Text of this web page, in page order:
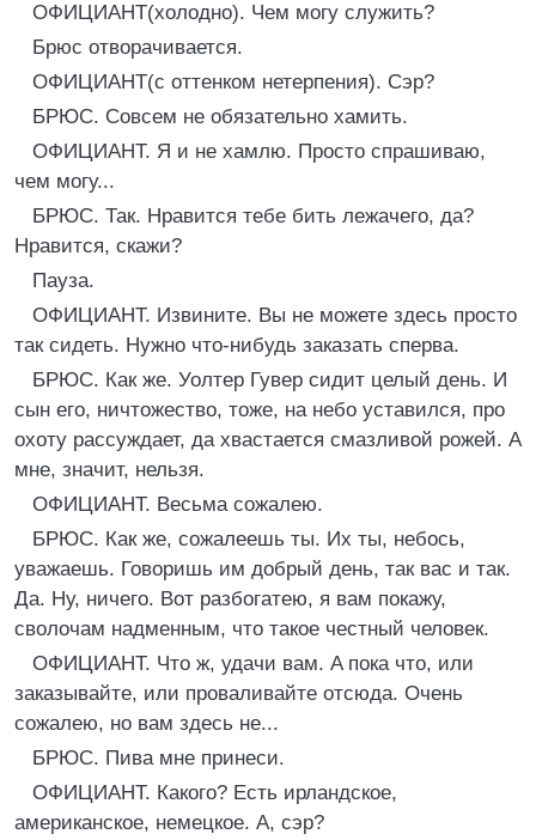
ОФИЦИАНТ(холодно). Чем могу служить?
Брюс отворачивается.
ОФИЦИАНТ(с оттенком нетерпения). Сэр?
БРЮС. Совсем не обязательно хамить.
ОФИЦИАНТ. Я и не хамлю. Просто спрашиваю,
чем могу...
БРЮС. Так. Нравится тебе бить лежачего, да?
Нравится, скажи?
Пауза.
ОФИЦИАНТ. Извините. Вы не можете здесь просто
так сидеть. Нужно что-нибудь заказать сперва.
БРЮС. Как же. Уолтер Гувер сидит целый день. И
сын его, ничтожество, тоже, на небо уставился, про
охоту рассуждает, да хвастается смазливой рожей. A
мне, значит, нельзя.
ОФИЦИАНТ. Весьма сожалею.
БРЮС. Как же, сожалеешь ты. Их ты, небось,
уважаешь. Говоришь им добрый день, так вас и так.
Да. Ну, ничего. Вот разбогатею, я вам покажу,
сволочам надменным, что такое честный человек.
ОФИЦИАНТ. Что ж, удачи вам. A пока что, или
заказывайте, или проваливайте отсюда. Очень
сожалею, но вам здесь не...
БРЮС. Пива мне принеси.
ОФИЦИАНТ. Какого? Есть ирландское,
американское, немецкое. A, сэр?